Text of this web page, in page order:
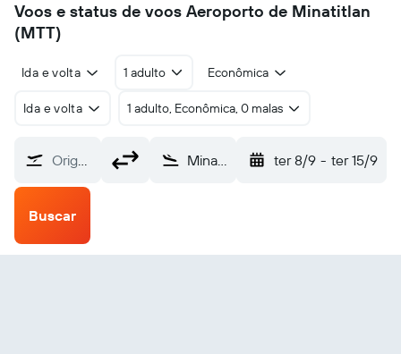
Voos e status de voos Aeroporto de Minatitlan
(MTT)
Ida e volta 1 adulto Econômica
Ida e volta 1 adulto, Econômica, 0 malas
Origem Minatitlan (MTT) ter 8/9 - ter 15/9
Buscar